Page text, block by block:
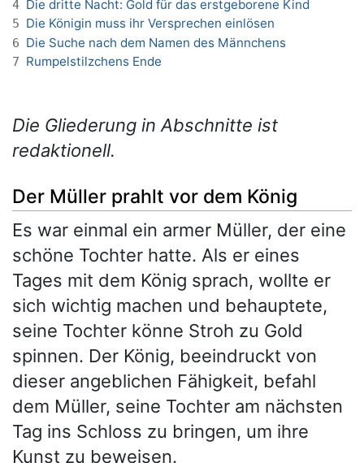
4 Die dritte Nacht: Gold für das erstgeborene Kind
5 Die Königin muss ihr Versprechen einlösen
6 Die Suche nach dem Namen des Männchens
7 Rumpelstilzchens Ende
Die Gliederung in Abschnitte ist
redaktionell.
Der Müller prahlt vor dem König
Es war einmal ein armer Müller, der eine
schöne Tochter hatte. Als er eines
Tages mit dem König sprach, wollte er
sich wichtig machen und behauptete,
seine Tochter könne Stroh zu Gold
spinnen. Der König, beeindruckt von
dieser angeblichen Fähigkeit, befahl
dem Müller, seine Tochter am nächsten
Tag ins Schloss zu bringen, um ihre
Kunst zu beweisen.